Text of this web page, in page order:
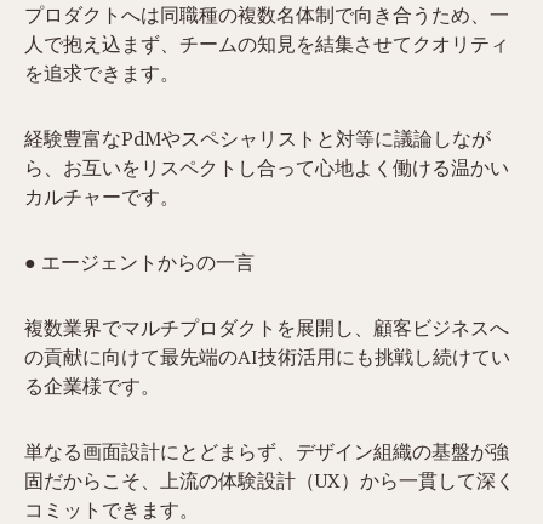
プロダクトへは同職種の複数名体制で向き合うため、一
人で抱え込まず、チームの知見を結集させてクオリティ
を追求できます。
経験豊富なPdMやスペシャリストと対等に議論しなが
ら、お互いをリスペクトし合って心地よく働ける温かい
カルチャーです。
● エージェントからの一言
複数業界でマルチプロダクトを展開し、顧客ビジネスへ
の貢献に向けて最先端のAI技術活用にも挑戦し続けてい
る企業様です。
単なる画面設計にとどまらず、デザイン組織の基盤が強
固だからこそ、上流の体験設計（UX）から一貫して深く
コミットできます。